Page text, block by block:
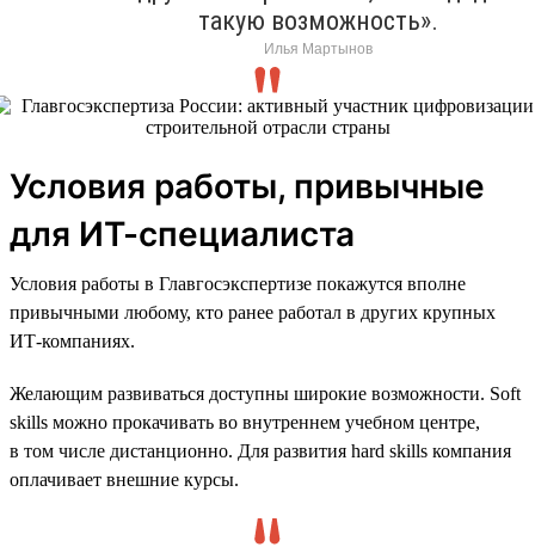
такую возможность».
Илья Мартынов
Условия работы, привычные
для ИТ-специалиста
Условия работы в Главгосэкспертизе покажутся вполне
привычными любому, кто ранее работал в других крупных
ИТ-компаниях.
Желающим развиваться доступны широкие возможности. Soft
skills можно прокачивать во внутреннем учебном центре,
в том числе дистанционно. Для развития hard skills компания
оплачивает внешние курсы.